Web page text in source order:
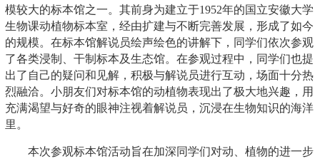
模较大的标本馆之一。其前身为建立于1952年的国立安徽大学
生物课动植物标本室，经由扩建与不断完善发展，形成了如今
的规模。在标本馆解说员绘声绘色的讲解下，同学们依次参观
了各类浸制、干制标本及生态馆。在参观过程中，同学们也提
出了自己的疑问和见解，积极与解说员进行互动，场面十分热
烈融洽。小朋友们对标本馆的动植物表现出了极大地兴趣，用
充满渴望与好奇的眼神注视着解说员，沉浸在生物知识的海洋
里。
本次参观标本馆活动旨在加深同学们对动、植物的进一步